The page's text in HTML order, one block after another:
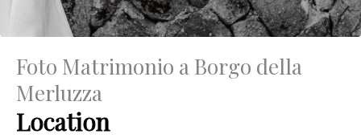
Foto Matrimonio a Borgo della
Merluzza
Location